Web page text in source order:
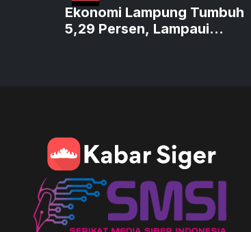
Ekonomi Lampung Tumbuh
5,29 Persen, Lampaui